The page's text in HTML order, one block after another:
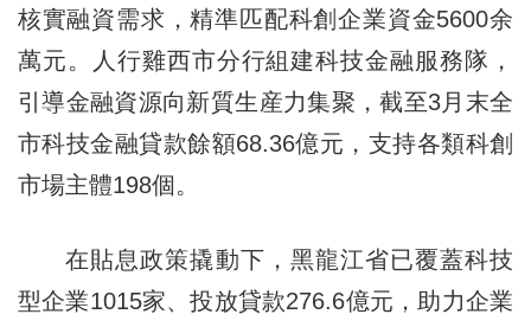
核實融資需求，精準匹配科創企業資金5600余
萬元。人行雞西市分行組建科技金融服務隊，
引導金融資源向新質生産力集聚，截至3月末全
市科技金融貸款餘額68.36億元，支持各類科創
市場主體198個。
在貼息政策撬動下，黑龍江省已覆蓋科技
型企業1015家、投放貸款276.6億元，助力企業